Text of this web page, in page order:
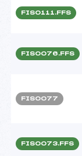
FIS0111.FFS
FIS0076.FFS
FIS0077
FIS0073.FFS